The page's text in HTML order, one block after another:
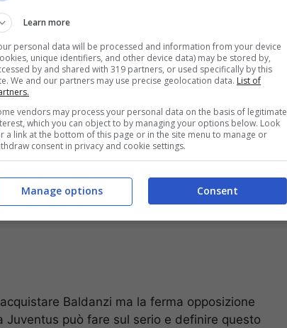
in mostra un giovane di prospettiva
note positive della squadra di
un grande talento ed è per questo
prenderlo nel corso del prossimo
Baldanzi ma la ferma opposizione
Juventus può fare sul serio e definire questo
Learn more
personal data will be processed and information from your device
unique identifiers, and other device data) may be stored by,
by and shared with 319 partners, or used specifically by this
We and our partners may use precise geolocation data. List of
vendors may process your personal data on the basis of legitimate
which you can object to by managing your options below. Look
a link at the bottom of this page or in the site menu to manage or
consent in privacy and cookie settings.
Consent
Manage options